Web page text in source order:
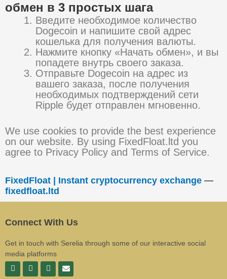
обмен в 3 простых шага
Введите необходимое количество
Dogecoin и напишите свой адрес
кошелька для получения валюты.
Нажмите кнопку «Начать обмен», и вы
попадете внутрь своего заказа.
Отправьте Dogecoin на адрес из
вашего заказа, после получения
необходимых подтверждений сети
Ripple будет отправлен мгновенно.
We use cookies to provide the best experience
on our website. By using FixedFloat.ltd you
agree to Privacy Policy and Terms of Service.
FixedFloat | Instant cryptocurrency exchange —
fixedfloat.ltd
Connect With Us
Get in touch with Serelia through some of our interactive social
media platforms